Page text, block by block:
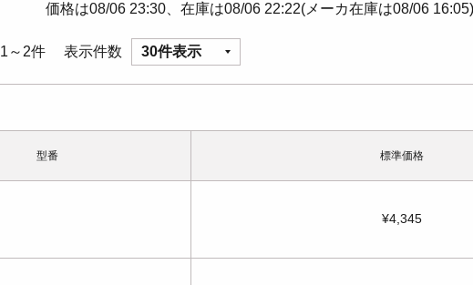
価格は08/06 23:30、在庫は08/06 22:22(メーカ在庫は08/06
1～2件 表示件数 30件表示
型番 標準価格
¥4,345